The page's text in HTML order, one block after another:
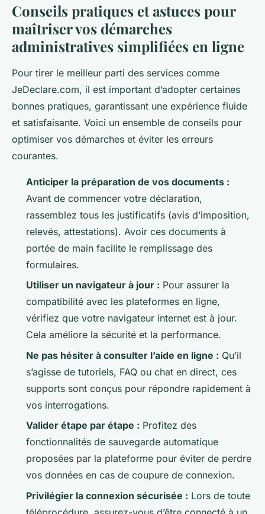
Conseils pratiques et astuces pour
maîtriser vos démarches
administratives simplifiées en ligne
Pour tirer le meilleur parti des services comme
JeDeclare.com, il est important d’adopter certaines
bonnes pratiques, garantissant une expérience fluide
et satisfaisante. Voici un ensemble de conseils pour
optimiser vos démarches et éviter les erreurs
courantes.
Anticiper la préparation de vos documents :
Avant de commencer votre déclaration,
rassemblez tous les justificatifs (avis d’imposition,
relevés, attestations). Avoir ces documents à
portée de main facilite le remplissage des
formulaires.
Utiliser un navigateur à jour : Pour assurer la
compatibilité avec les plateformes en ligne,
vérifiez que votre navigateur internet est à jour.
Cela améliore la sécurité et la performance.
Ne pas hésiter à consulter l’aide en ligne : Qu’il
s’agisse de tutoriels, FAQ ou chat en direct, ces
supports sont conçus pour répondre rapidement à
vos interrogations.
Valider étape par étape : Profitez des
fonctionnalités de sauvegarde automatique
proposées par la plateforme pour éviter de perdre
vos données en cas de coupure de connexion.
Privilégier la connexion sécurisée : Lors de toute